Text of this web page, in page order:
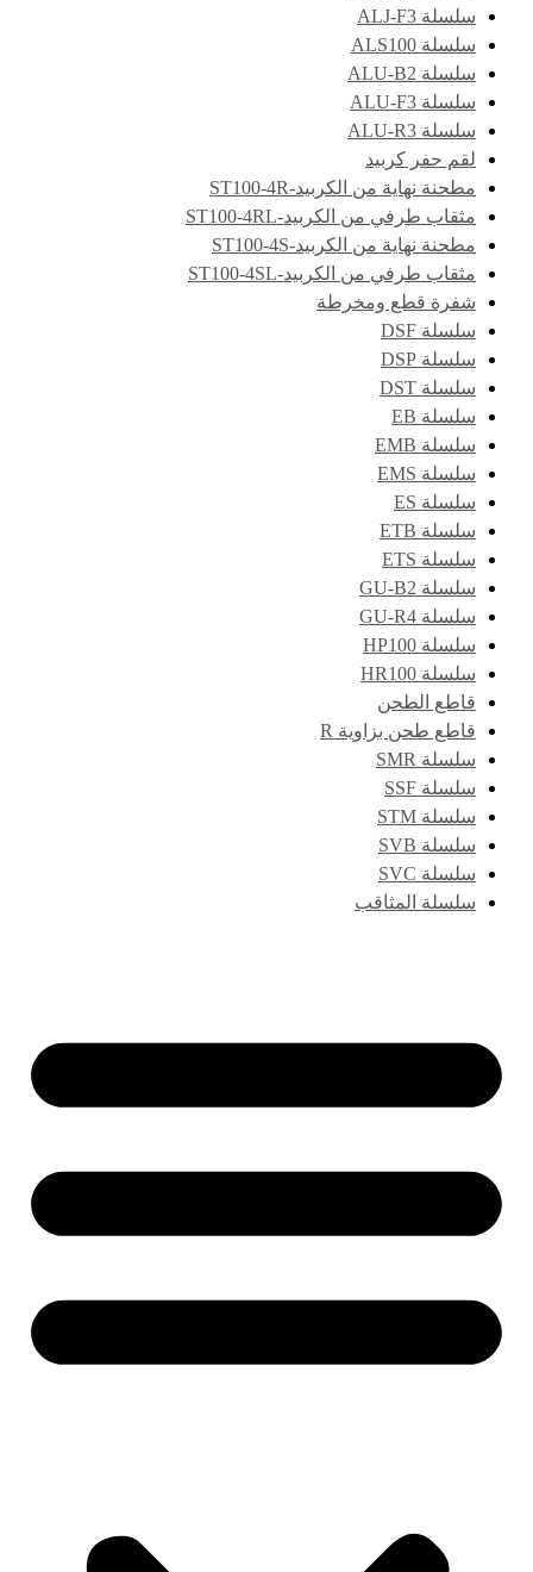
سلسلة ALJ-F3
سلسلة ALS100
سلسلة ALU-B2
سلسلة ALU-F3
سلسلة ALU-R3
لقم حفر كربيد
مطحنة نهاية من الكربيد-ST100-4R
مثقاب طرفي من الكربيد-ST100-4RL
مطحنة نهاية من الكربيد-ST100-4S
مثقاب طرفي من الكربيد-ST100-4SL
شفرة قطع ومخرطة
سلسلة DSF
سلسلة DSP
سلسلة DST
سلسلة EB
سلسلة EMB
سلسلة EMS
سلسلة ES
سلسلة ETB
سلسلة ETS
سلسلة GU-B2
سلسلة GU-R4
سلسلة HP100
سلسلة HR100
قاطع الطحن
قاطع طحن بزاوية R
سلسلة SMR
سلسلة SSF
سلسلة STM
سلسلة SVB
سلسلة SVC
سلسلة المثاقب